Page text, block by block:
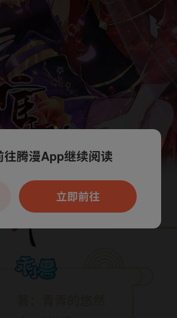
持App阅读，可打开App新用
户7天免费看
往腾漫App继续阅读
立即前往